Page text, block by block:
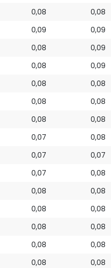
0,08 0,08
0,09 0,09
0,08 0,09
0,08 0,09
0,08 0,08
0,08 0,08
0,08 0,08
0,07 0,08
0,07 0,07
0,07 0,08
0,08 0,08
0,08 0,08
0,08 0,08
0,08 0,08
0,08 0,08